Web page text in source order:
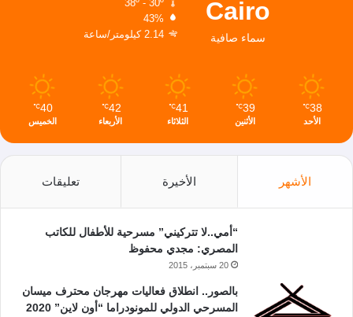
Cairo
سماء صافية
38º - 30º
43%
2.14 كيلومتر/ساعة
38
℃
الأحد
39
℃
الأثنين
41
℃
الثلاثاء
42
℃
الأربعاء
40
℃
الخميس
الأشهر الأخيرة تعليقات
“أمي..لا تتركيني” مسرحية للأطفال للكاتب
المصري: مجدي محفوظ
20 سبتمبر، 2015
بالصور.. انطلاق فعاليات مهرجان محترف ميسان
المسرحي الدولي للمونودراما “أون لاين” 2020